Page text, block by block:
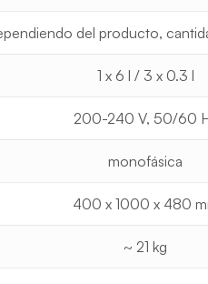
del producto,
1 x 6 l / 3 x 0.3 l
200-240 V, 50/60
monofásica
400 x 1000 x 480
~ 21 kg